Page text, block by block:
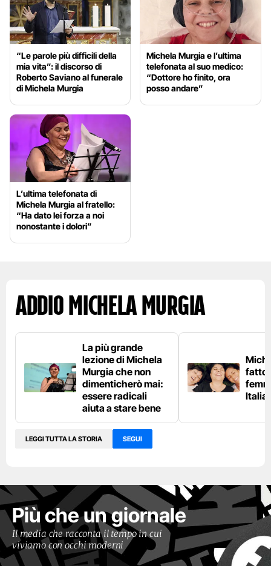
“Le parole più difficili della
mia vita”: il discorso di
Roberto Saviano al funerale
di Michela Murgia
Michela Murgia e l’ultima
telefonata al suo medico:
“Dottore ho finito, ora
posso andare”
L’ultima telefonata di
Michela Murgia al fratello:
“Ha dato lei forza a noi
nonostante i dolori”
Addio Michela Murgia
La più grande
lezione di Michela
Murgia che non
dimenticherò mai:
essere radicali
aiuta a stare bene
fatto
Italia
LEGGI TUTTA LA STORIA SEGUI
Più che un giornale
Il media che racconta il tempo in cui
viviamo con occhi moderni